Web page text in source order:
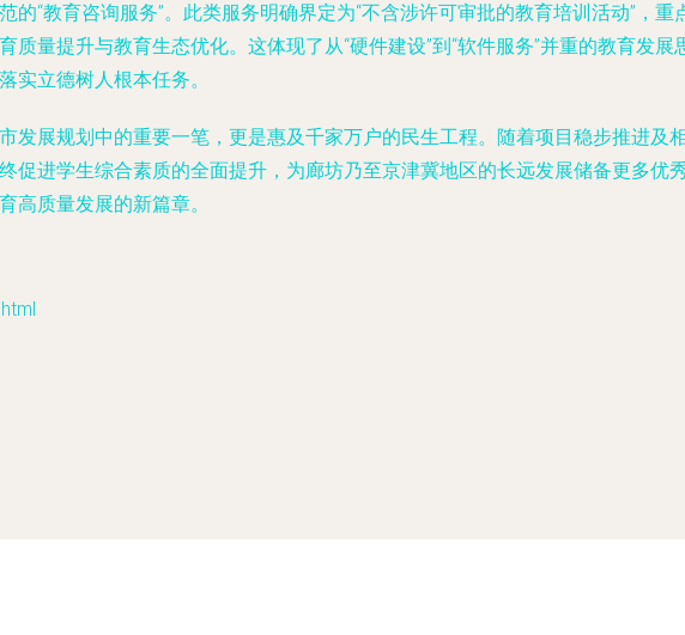
“教育咨询服务”。此类服务明确界定为“不含涉许可审批的教育培训活动”，
量提升与教育生态优化。这体现了从“硬件建设”到“软件服务”并重的教育发展
实立德树人根本任务。
发展规划中的重要一笔，更是惠及千家万户的民生工程。随着项目稳步推进及
促进学生综合素质的全面提升，为廊坊乃至京津冀地区的长远发展储备更多优
高质量发展的新篇章。